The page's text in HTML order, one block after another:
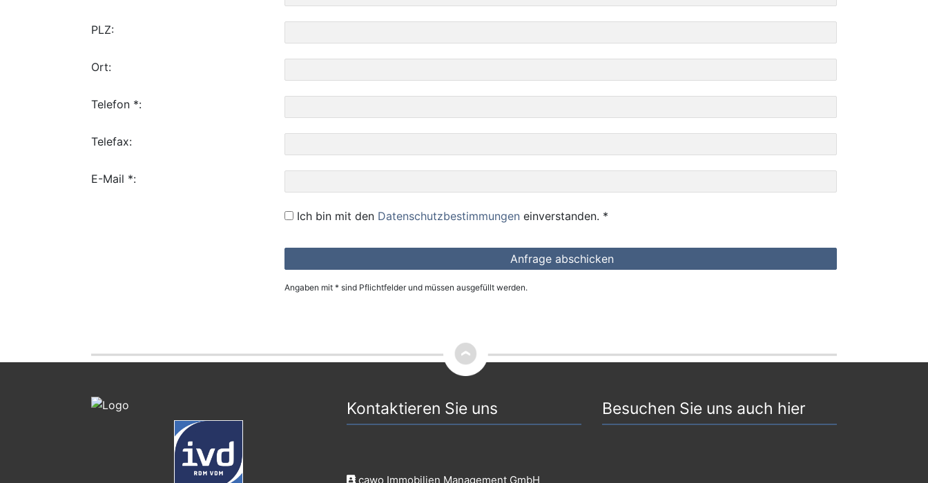
PLZ:
Ort:
Telefon *:
Telefax:
E-Mail *:
Ich bin mit den Datenschutzbestimmungen einverstanden. *
Angaben mit * sind Pflichtfelder und müssen ausgefüllt werden.
Kontaktieren Sie uns
cawo Immobilien Management GmbH
Besuchen Sie uns auch hier